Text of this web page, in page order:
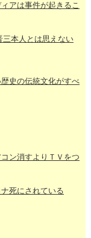
アは事件が起きるこ
本人とは思えない
史の伝統文化がすべ
ン消すよりＴＶをつ
死にされている